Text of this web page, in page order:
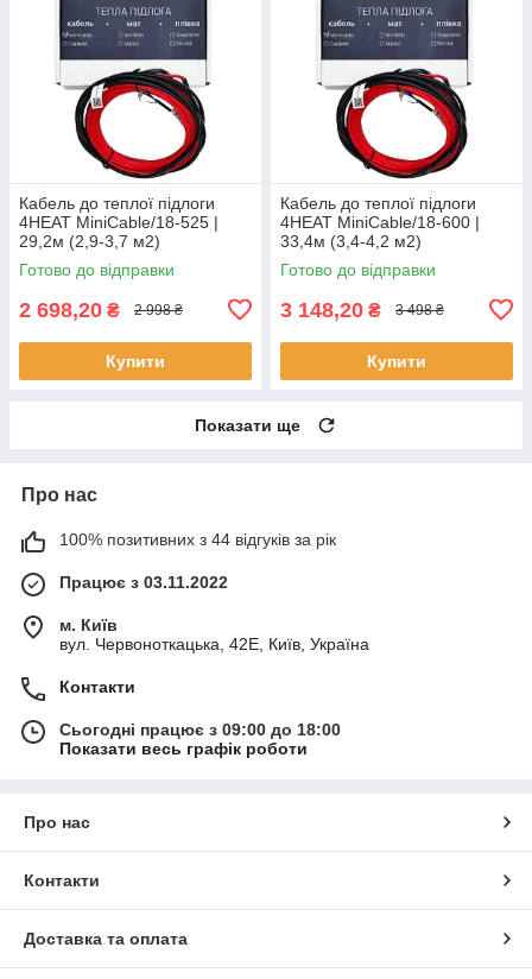
Кабель до теплої підлоги
4HEAT MiniCable/18-525 |
29,2м (2,9-3,7 м2)
Готово до відправки
2 698,20 ₴ 2 998 ₴
Купити
Кабель до теплої підлоги
4HEAT MiniCable/18-600 |
33,4м (3,4-4,2 м2)
Готово до відправки
3 148,20 ₴ 3 498 ₴
Купити
Показати ще
Про нас
100% позитивних з 44 відгуків за рік
Працює з 03.11.2022
м. Київ
вул. Червоноткацька, 42Е, Київ, Україна
Контакти
Сьогодні працює з 09:00 до 18:00
Показати весь графік роботи
Про нас
Контакти
Доставка та оплата